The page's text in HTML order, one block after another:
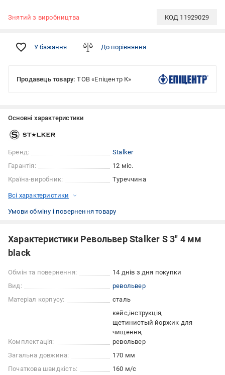
Знятий з виробництва КОД 11929029
У бажання До порівняння
Продавець товару: ТОВ «Епіцентр К»
Основні характеристики
Бренд:
Stalker
Гарантія:
12 міс.
Країна-виробник:
Туреччина
Всі характеристики
Умови обміну і повернення товару
Характеристики Револьвер Stalker S 3" 4 мм
black
Обмін та повернення:
14 днів з дня покупки
Вид:
револьвер
Матеріал корпусу:
сталь
Комплектація:
кейс інструкція
щетинистый йоржик для
чищення
револьвер
Загальна довжина:
170 мм
Початкова швидкість:
160 м/с